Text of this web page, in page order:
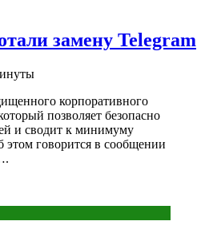
замену Telegram
корпоративного
позволяет безопасно
и сводит к минимуму
этом говорится в сообщении